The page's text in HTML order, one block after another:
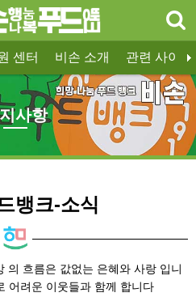
센터 비손 소개 관련 사이트
비손 동아리 공지사항
기부 신청 푸드 소식 열린 마
홍보 / PR 유투브 영상
푸드뱅크
사항
뱅크-소식
의 흐름은 값없는 은혜와 사랑 입니
어려운 이웃들과 함께 합니다
치북5
치북5